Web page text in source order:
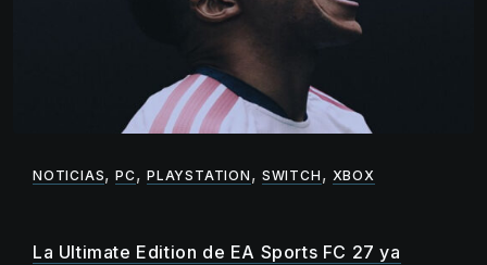
NOTICIAS,PC,PLAYSTATION , SWITCH , XBOX
La Ultimate Edition de EA Sports FC 27 ya